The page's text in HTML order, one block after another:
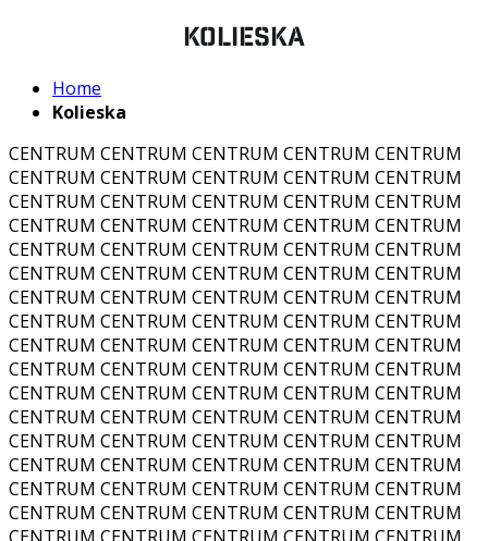
KOLIESKA
Home
Kolieska
CENTRUM CENTRUM CENTRUM CENTRUM CENTRUM
CENTRUM CENTRUM CENTRUM CENTRUM CENTRUM
CENTRUM CENTRUM CENTRUM CENTRUM CENTRUM
CENTRUM CENTRUM CENTRUM CENTRUM CENTRUM
CENTRUM CENTRUM CENTRUM CENTRUM CENTRUM
CENTRUM CENTRUM CENTRUM CENTRUM CENTRUM
CENTRUM CENTRUM CENTRUM CENTRUM CENTRUM
CENTRUM CENTRUM CENTRUM CENTRUM CENTRUM
CENTRUM CENTRUM CENTRUM CENTRUM CENTRUM
CENTRUM CENTRUM CENTRUM CENTRUM CENTRUM
CENTRUM CENTRUM CENTRUM CENTRUM CENTRUM
CENTRUM CENTRUM CENTRUM CENTRUM CENTRUM
CENTRUM CENTRUM CENTRUM CENTRUM CENTRUM
CENTRUM CENTRUM CENTRUM CENTRUM CENTRUM
CENTRUM CENTRUM CENTRUM CENTRUM CENTRUM
CENTRUM CENTRUM CENTRUM CENTRUM CENTRUM